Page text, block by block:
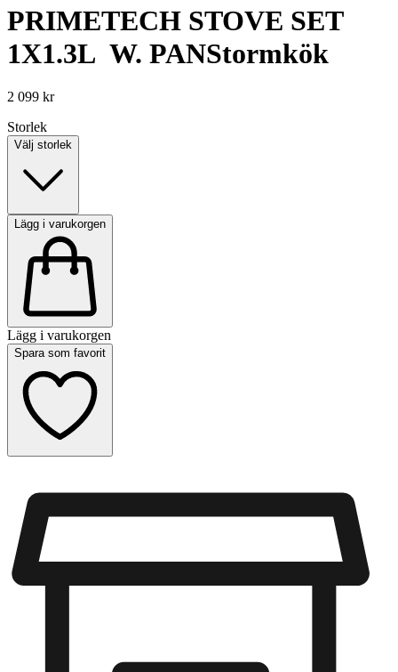
PRIMETECH STOVE SET
1X1.3L W. PANStormkök
2 099 kr
Storlek
Välj storlek
Lägg i varukorgen
Lägg i varukorgen
Spara som favorit